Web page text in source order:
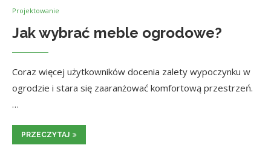
Projektowanie
Jak wybrać meble ogrodowe?
Coraz więcej użytkowników docenia zalety wypoczynku w
ogrodzie i stara się zaaranżować komfortową przestrzeń.
…
PRZECZYTAJ